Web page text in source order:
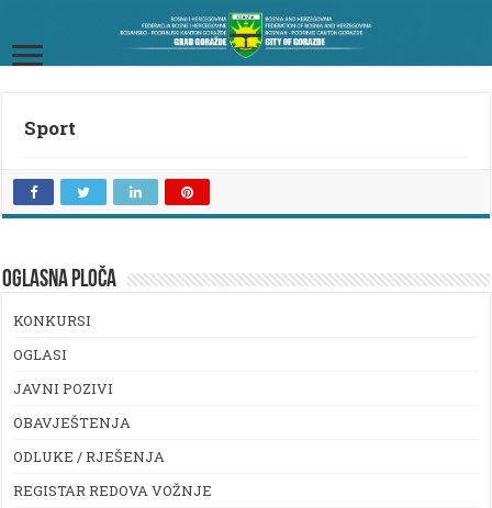
Sport
OGLASNA PLOČA
KONKURSI
OGLASI
JAVNI POZIVI
OBAVJEŠTENJA
ODLUKE / RJEŠENJA
REGISTAR REDOVA VOŽNJE